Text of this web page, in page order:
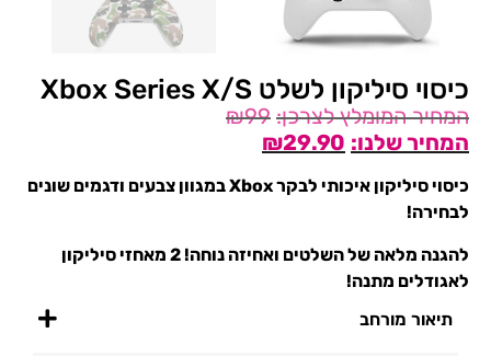
כיסוי סיליקון לשלט Xbox Series X/S
₪99
₪29.90
כיסוי סיליקון איכותי לבקר Xbox במגוון צבעים ודגמים שונים
לבחירה!
להגנה מלאה של השלטים ואחיזה נוחה! 2 מאחזי סיליקון
לאגודלים מתנה!
תיאור מורחב